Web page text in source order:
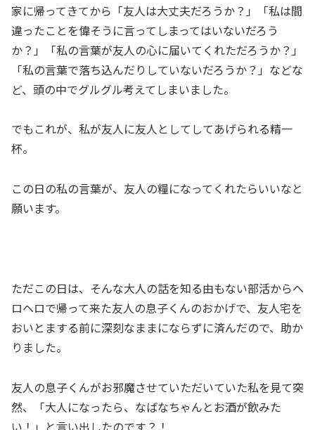
家に帰ってきてから「友人は大丈夫だろうか？」「私は間
違ったことを偉そうに言ってしまってはいないだろう
か？」「私の言葉が友人の心に届いてくれただろうか？」
「私の言葉で落ち込んだりしていないだろうか？」などな
ど、頭の中でグルグル考えてしまいました。
でもこれが、私が友人に友人としてしてあげられる精一
杯。
この日の私の言葉が、友人の糧になってくれたらいいなと
願います。
ただこの日は、そんな大人の話を知る由もない部活からヘ
ロヘロで帰って来た友人の息子くんのおかげで、友人宅を
おいとまする前に深刻なままにならずに済んだので、助か
りました。
友人の息子くんがお邪魔させていただいていた私を見て突
然、「大人になったら、なばなちゃんとお酒が飲みた
い！」と言い出したのです？！